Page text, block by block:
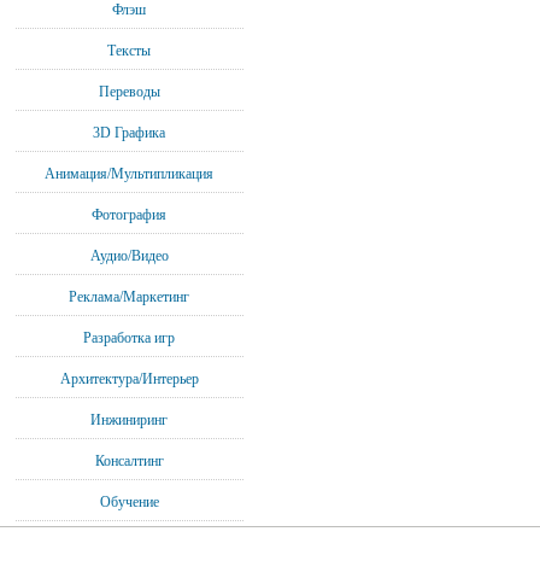
Флэш
Тексты
Переводы
3D Графика
Анимация/Мультипликация
Фотография
Аудио/Видео
Реклама/Маркетинг
Разработка игр
Архитектура/Интерьер
Инжиниринг
Консалтинг
Обучение